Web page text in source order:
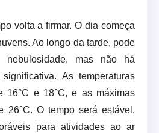
volta a firmar. O dia começa
Ao longo da tarde, pode
nebulosidade, mas não há
As temperaturas
16°C e 18°C, e as máximas
26°C. O tempo será estável,
para atividades ao ar